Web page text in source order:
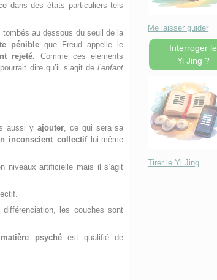
dans des états particuliers tels
au dessous du seuil de la
pénibleque Freud appelle le
rejeté. Comme ces éléments
dire qu’il s’agit del’enfant
aussi y ajouter, ce qui sera sa
inconscient collectif lui-même
niveaux artificielle mais il s’agit
les couches sont
psychéest qualifié de
Me laisser guider
Interroger le
Yi Jing ?
Tirer le Yi Jing